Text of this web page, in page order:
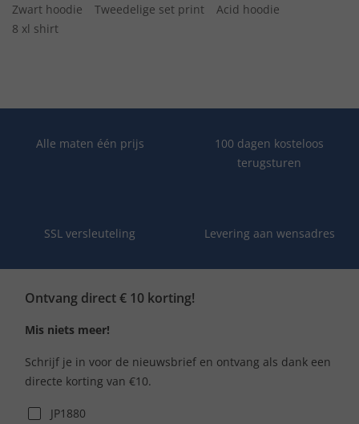
Zwart hoodie
Tweedelige set print
Acid hoodie
8 xl shirt
Alle maten één prijs
100 dagen kosteloos
terugsturen
SSL versleuteling Levering aan wensadres
Ontvang direct € 10 korting!
Mis niets meer!
Schrijf je in voor de nieuwsbrief en ontvang als dank een
directe korting van €10.
JP1880